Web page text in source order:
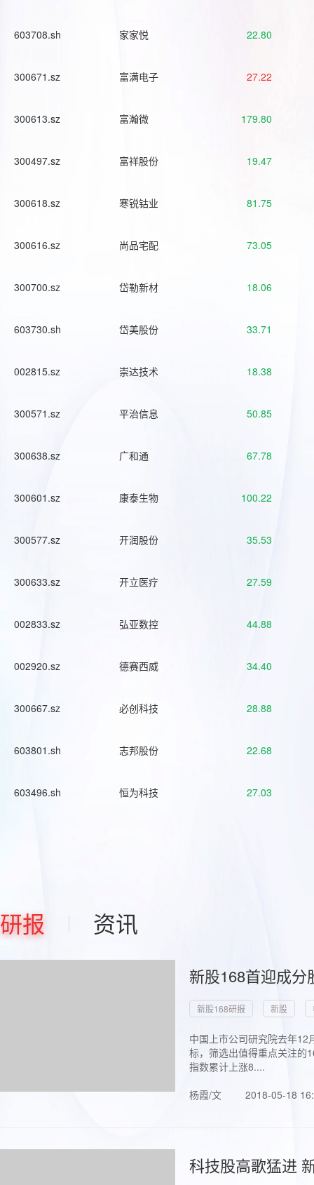
603708.sh 家家悦 22.80
300671.sz 富满电子 27.22
300613.sz 富瀚微 179.80
300497.sz 富祥股份 19.47
300618.sz 寒锐钴业 81.75
300616.sz 尚品宅配 73.05
300700.sz 岱勒新材 18.06
603730.sh 岱美股份 33.71
002815.sz 崇达技术 18.38
300571.sz 平治信息 50.85
300638.sz 广和通 67.78
300601.sz 康泰生物 100.22
300577.sz 开润股份 35.53
300633.sz 开立医疗 27.59
002833.sz 弘亚数控 44.88
002920.sz 德赛西威 34.40
300667.sz 必创科技 28.88
603801.sh 志邦股份 22.68
603496.sh 恒为科技 27.03
研报 资讯
新股168首迎成
新股168研报 新股
中国上市公司研究院去年
标，筛选出值得重点关注的
指数累计上涨8....
杨霞/文
2018-05-18
科技股高歌猛进